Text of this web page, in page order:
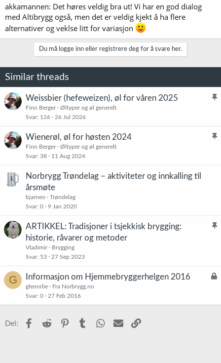
akkamannen: Det høres veldig bra ut! Vi har en god dialog
med Altibrygg også, men det er veldig kjekt å ha flere
alternativer og veklse litt for variasjon
Du må logge inn eller registrere deg for å svare her.
Similar threads
K
t
Weissbier (hefeweizen), øl for våren 2025
Finn Berger
Øltyper og øl generelt
Svar 126 26 Jul 2026
K
Wienerøl, øl for høsten 2024
Finn Berger
Øltyper og øl generelt
Svar 38 11 Aug 2024
Norbrygg Trøndelag – aktiviteter og innkalling til
årsmøte
bjarneo
Trøndelag
Svar 0 9 Jan 2020
K
r
ARTIKKEL: Tradisjoner i tsjekkisk brygging:
historie, råvarer og metoder
Vladimir
Brygging
Svar 53 27 Sep 2023
G
L
t
Informasjon om Hjemmebryggerhelgen 2016
glennrlie
Fra Norbrygg.no
Svar 0 27 Feb 2016
Del: Facebook
Reddit PinterestTumblr WhatsApp
E-post